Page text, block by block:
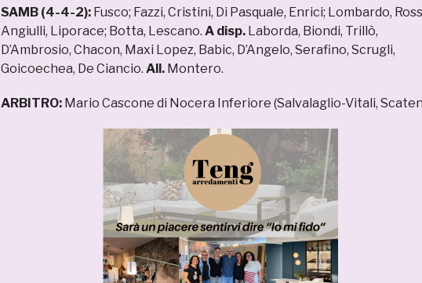
SAMB (4-4-2): Fusco; Fazzi, Cristini, Di Pasquale, Enrici; Lombardo,
Angiulli, Liporace; Botta, Lescano. A disp. Laborda, Biondi, Trillò,
D’Ambrosio, Chacon, Maxi Lopez, Babic, D’Angelo, Serafino, Scrugli,
Goicoechea, De Ciancio. All. Montero.
ARBITRO: Mario Cascone di Nocera Inferiore (Salvalaglio-Vitali,